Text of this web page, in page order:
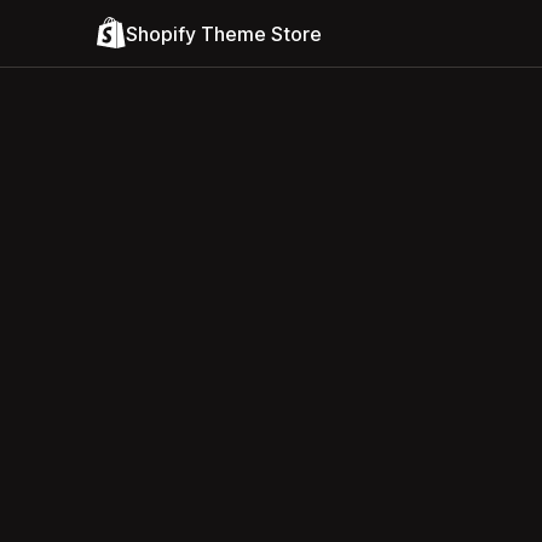
Shopify Theme Store